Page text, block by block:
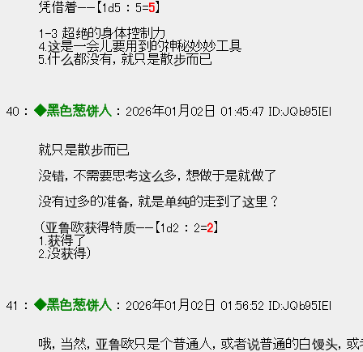
凭借着——【1d5 ： 5=5】
1-3 超绝的身体控制力
4.这是一会儿要用到的神秘妙妙工具
5.什么都没有，就只是散步而已
40 ： ◆黑色葱饼人 ： 2026年01月02日 01:45:47 ID:JQb95IEl
就只是散步而已
没错，不需要思考这么多，想做于是就做了
没有过多的准备，就是单纯的走到了这里？
（亚鲁欧获得特质——【1d2 ： 2=2】
1.获得了
2.没获得）
41 ： ◆黑色葱饼人 ： 2026年01月02日 01:56:52 ID:JQb95IEl
哦，当然，亚鲁欧只是个普通人，或者说普通的白馒头，